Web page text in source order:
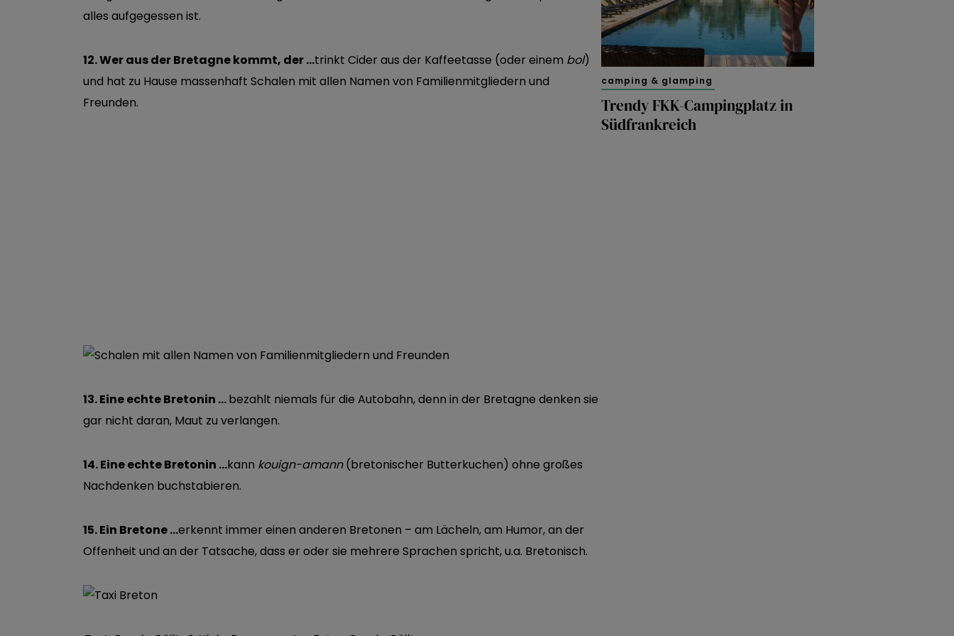
alles aufgegessen ist.
12. Wer aus der Bretagne kommt, der …trinkt Cider aus der Kaffeetasse (oder einem bol)
und hat zu Hause massenhaft Schalen mit allen Namen von Familienmitgliedern und
Freunden.
13. Eine echte Bretonin …bezahlt niemals für die Autobahn, denn in der Bretagne denken sie
gar nicht daran, Maut zu verlangen.
14. Eine echte Bretonin …kann kouign-amann(bretonischer Butterkuchen) ohne großes
Nachdenken buchstabieren.
15. Ein Bretone …erkennt immer einen anderen Bretonen – am Lächeln, am Humor, an der
Offenheit und an der Tatsache, dass er oder sie mehrere Sprachen spricht, u.a. Bretonisch.
camping & glamping
Trendy FKK-Campingplatz in
Südfrankreich